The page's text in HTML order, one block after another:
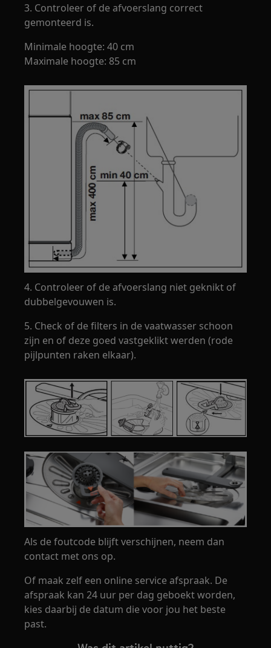
3. Controleer of de afvoerslang correct
gemonteerd is.
Minimale hoogte: 40 cm
Maximale hoogte: 85 cm
4. Controleer of de afvoerslang niet geknikt of
dubbelgevouwen is.
5. Check of de filters in de vaatwasser schoon
zijn en of deze goed vastgeklikt werden (rode
pijlpunten raken elkaar).
Als de foutcode blijft verschijnen, neem dan
contact met ons op.
Of maak zelf een online service afspraak. De
afspraak kan 24 uur per dag geboekt worden,
kies daarbij de datum die voor jou het beste
past.